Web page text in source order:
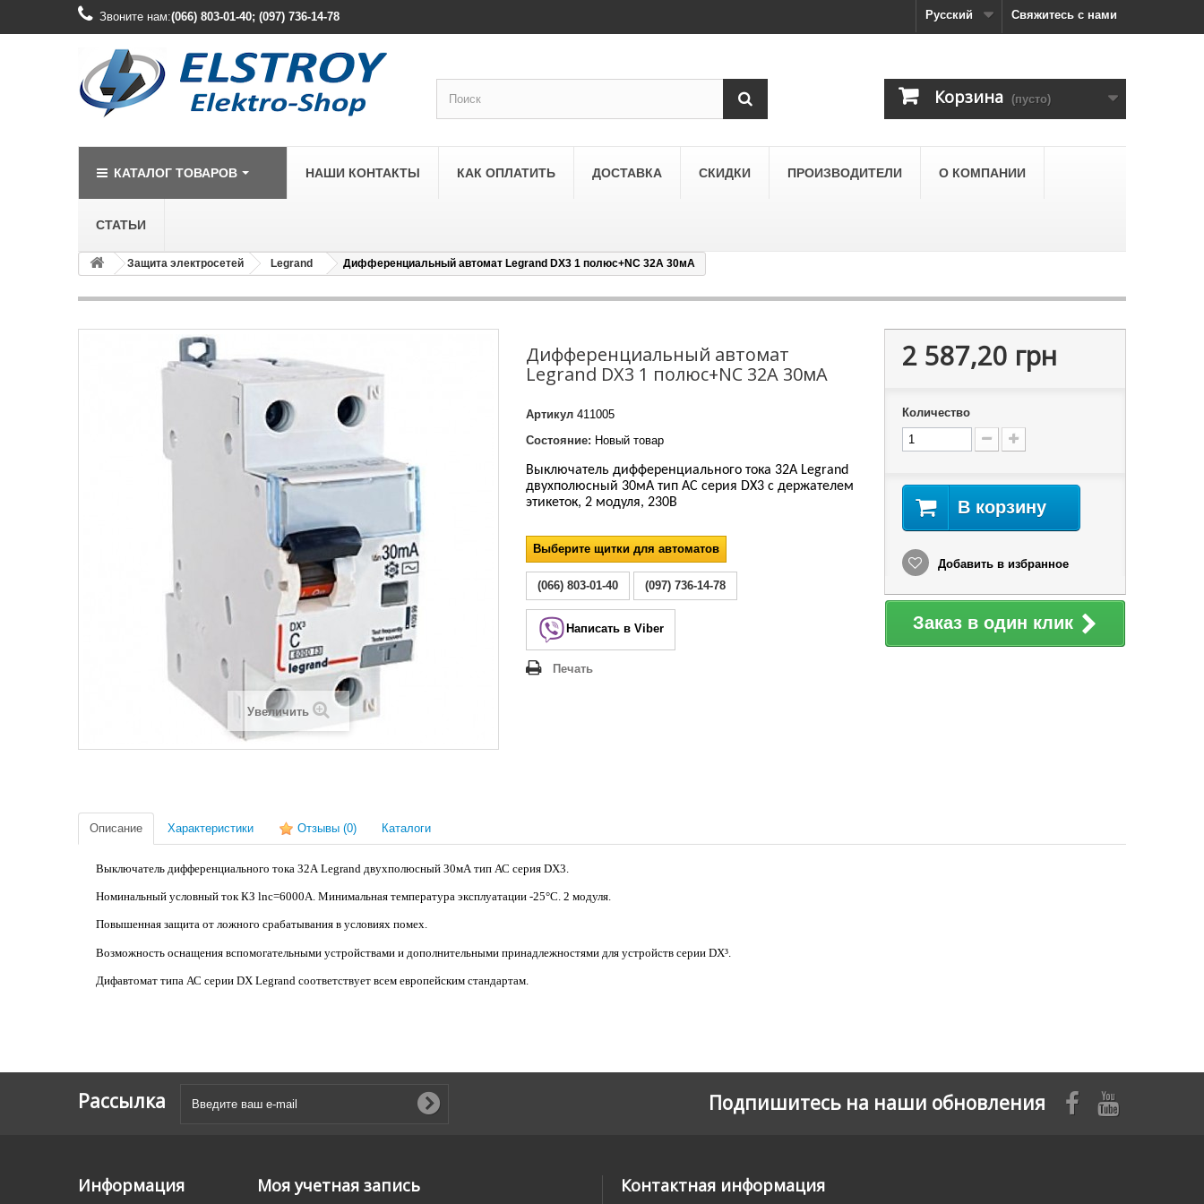
Свяжитесь с нами
Звоните нам:(066) 803-01-40; (097) 736-14-78 Русский
Корзина (пусто)
КАТАЛОГ ТОВАРОВ
LEGRAND
Legrand Etika
Legrand Forix
Legrand SUNO
Legrand Valena Classic
Legrand Valena Life
SCHNEIDER ELECTRIC
LEZARD
Lezard Deriy
НАШИ КОНТАКТЫ КАК ОПЛАТИТЬ ДОСТАВКА СКИДКИ ПРОИЗВОДИТЕЛИ О КОМПАНИИ
СТАТЬИ
Защита электросетей Legrand Дифференциальный автомат Legrand DX3 1 полюс+NC 32A 30мА
Увеличить
Дифференциальный автомат
Legrand DX3 1 полюс+NC 32A 30мА
Артикул 411005
Состояние: Новый товар
Выключатель дифференциального тока 32А Legrand
двухполюсный 30мА тип АС серия DX3 с держателем
этикеток, 2 модуля, 230В
Выберите щитки для автоматов
(066) 803-01-40 (097) 736-14-78
Написать в Viber
Печать
2 587,20 грн
Количество
В корзину
Добавить в избранное
Заказ в один клик
Описание Характеристики Отзывы (0) Каталоги
Выключатель дифференциального тока 32А Legrand двухполюсный 30мА тип АС серия DX3.
Номинальный условный ток КЗ lnc=6000А. Минимальная температура эксплуатации -25°С. 2 модуля.
Повышенная защита от ложного срабатывания в условиях помех.
Возможность оснащения вспомогательными устройствами и дополнительными принадлежностями для устройств серии DX³.
Дифавтомат типа АС серии DX Legrand соответствует всем европейским стандартам.
Рассылка Подпишитесь на наши обновления
Информация Моя учетная запись Контактная информация